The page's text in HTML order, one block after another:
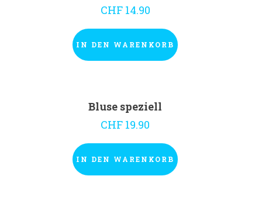
CHF14.90
IN DEN WARENKORB
Bluse speziell
CHF 19.90
IN DEN WARENKORB